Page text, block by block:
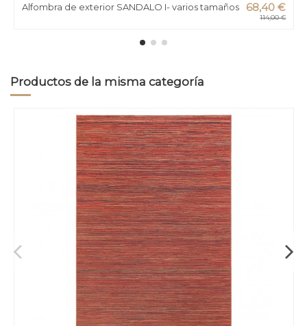
Alfombra de exterior SANDALO I- varios tamaños 68,40 €
114,00 €
Productos de la misma categoría